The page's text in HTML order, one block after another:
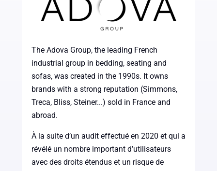
The Adova Group, the leading French
industrial group in bedding, seating and
sofas, was created in the 1990s. It owns
brands with a strong reputation (Simmons,
Treca, Bliss, Steiner...) sold in France and
abroad.
À la suite d’un audit effectué en 2020 et qui a
révélé un nombre important d’utilisateurs
avec des droits étendus et un risque de